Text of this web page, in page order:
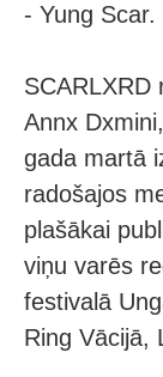
- Yung Scar.
SCARLXRD
Annx
gada martā
radošajos
plašākai
viņu varēs
festivalā
Ring Vācijā,